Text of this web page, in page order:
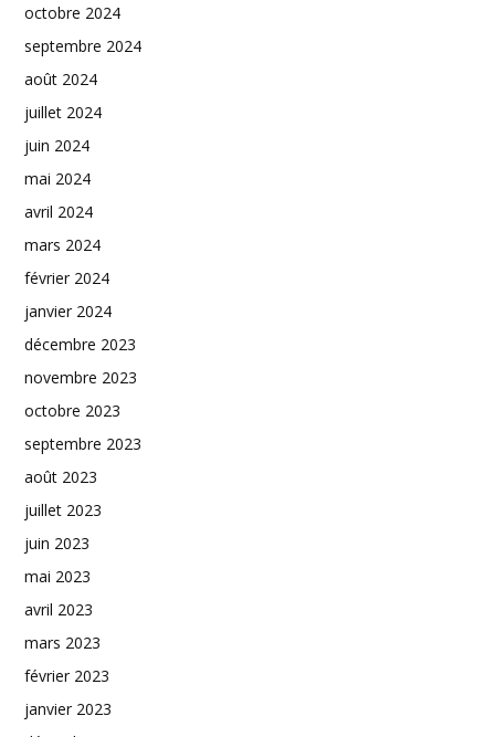
octobre 2024
septembre 2024
août 2024
juillet 2024
juin 2024
mai 2024
avril 2024
mars 2024
février 2024
janvier 2024
décembre 2023
novembre 2023
octobre 2023
septembre 2023
août 2023
juillet 2023
juin 2023
mai 2023
avril 2023
mars 2023
février 2023
janvier 2023